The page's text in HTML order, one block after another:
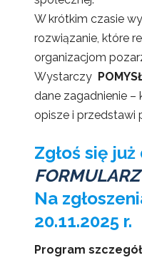
W krótkim czasie
rozwiązanie, które
organizacjom
Wystarczy
dane zagadnienie –
opisze i przedstawi
Zgłoś się
Na
20.11.2025 r.
Program